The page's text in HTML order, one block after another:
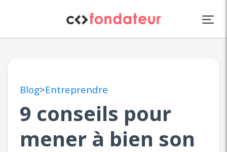
Blog>Entreprendre
9 conseils pour
mener à bien son